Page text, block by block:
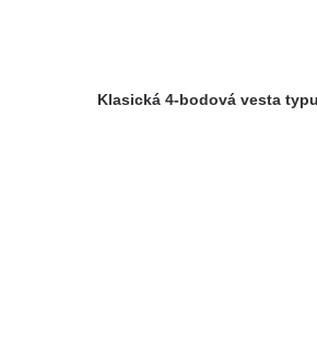
Klasická 4-bodová vesta